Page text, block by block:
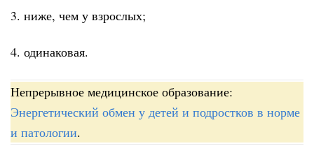
3. ниже, чем у взрослых;
4. одинаковая.
Непрерывное медицинское образование:
Энергетический обмен у детей и подростков в норме
и патологии.